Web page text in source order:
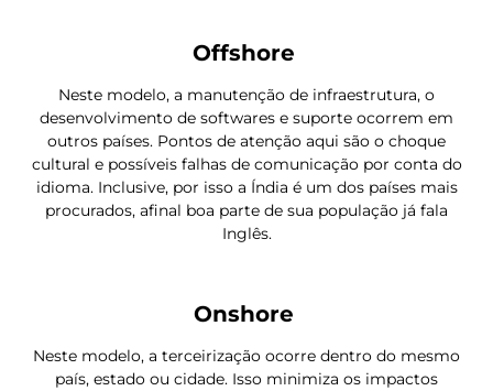
Offshore
Neste modelo, a manutenção de infraestrutura, o
desenvolvimento de softwares e suporte ocorrem em
outros países. Pontos de atenção aqui são o choque
cultural e possíveis falhas de comunicação por conta do
idioma. Inclusive, por isso a Índia é um dos países mais
procurados, afinal boa parte de sua população já fala
Inglês.
Onshore
Neste modelo, a terceirização ocorre dentro do mesmo
país, estado ou cidade. Isso minimiza os impactos